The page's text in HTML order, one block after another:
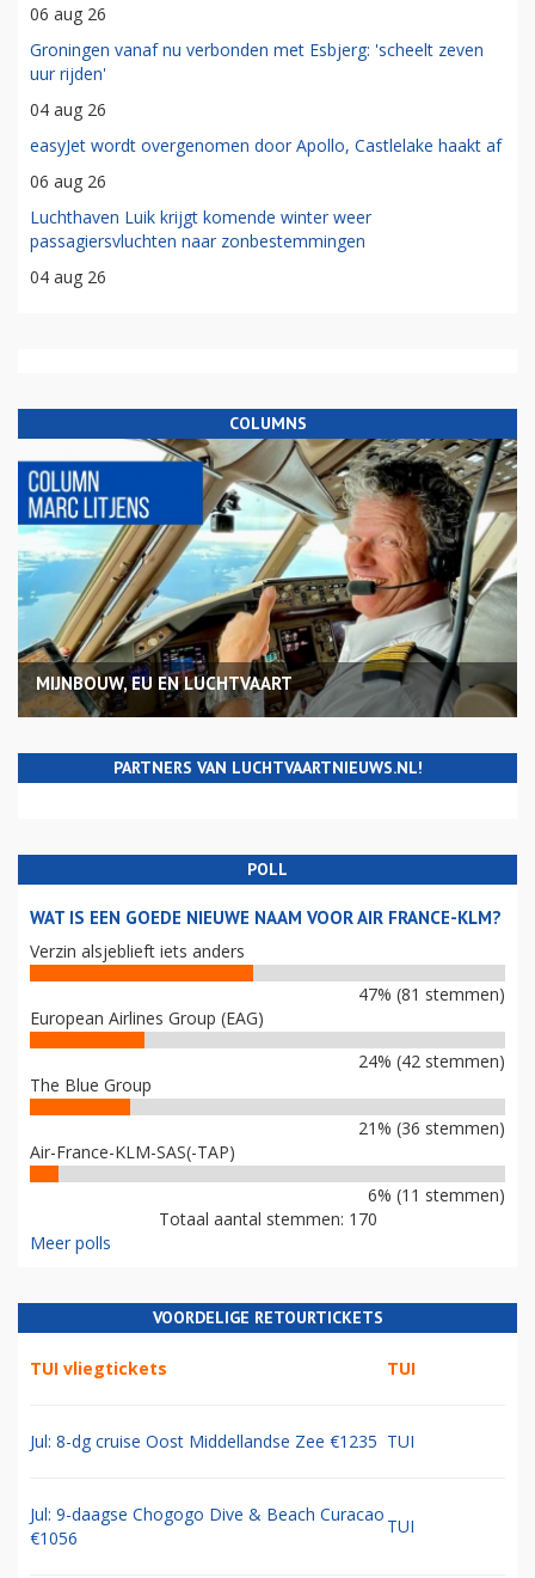
06 aug 26
Groningen vanaf nu verbonden met Esbjerg: 'scheelt zeven
uur rijden'
04 aug 26
easyJet wordt overgenomen door Apollo, Castlelake haakt af
06 aug 26
Luchthaven Luik krijgt komende winter weer
passagiersvluchten naar zonbestemmingen
04 aug 26
COLUMNS
MIJNBOUW, EU EN LUCHTVAART
PARTNERS VAN LUCHTVAARTNIEUWS.NL!
POLL
WAT IS EEN GOEDE NIEUWE NAAM VOOR AIR FRANCE-KLM?
Verzin alsjeblieft iets anders
47% (81 stemmen)
European Airlines Group (EAG)
24% (42 stemmen)
The Blue Group
21% (36 stemmen)
Air-France-KLM-SAS(-TAP)
6% (11 stemmen)
Totaal aantal stemmen: 170
Meer polls
VOORDELIGE RETOURTICKETS
TUI vliegtickets TUI
Jul: 8-dg cruise Oost Middellandse Zee €1235 TUI
Jul: 9-daagse Chogogo Dive & Beach Curacao
€1056
TUI